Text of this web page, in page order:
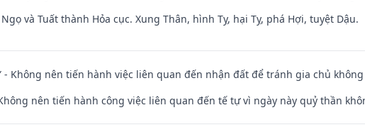
và Tuất thành Hỏa cục. Xung Thân, hình Tỵ, hại Tỵ, phá Hợi, tuyệt Dậu.
- Không nên tiến hành việc liên quan đến nhận đất để tránh gia chủ
nên tiến hành công việc liên quan đến tế tự vì ngày này quỷ thần